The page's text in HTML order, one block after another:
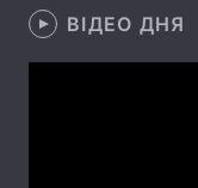
Лонгріди
ВІДЕО ДНЯ